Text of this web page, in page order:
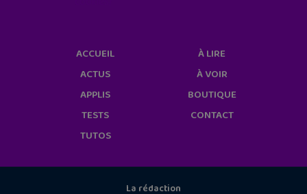
ACCUEIL
ACTUS
APPLIS
TESTS
TUTOS
À LIRE
À VOIR
BOUTIQUE
CONTACT
La rédaction